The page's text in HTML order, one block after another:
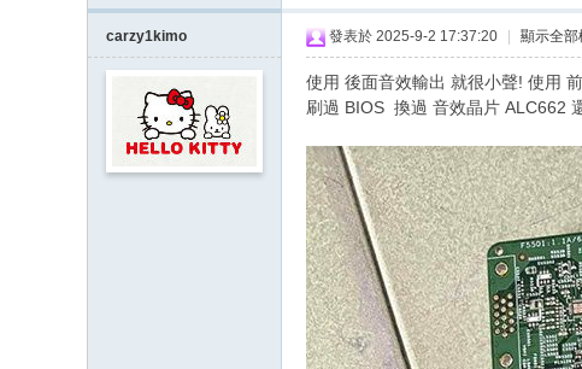
carzy1kimo 發表於 2025-9-2 17:37:20 顯示全部
使用 後面音效輸出 就很小聲! 使用
刷過 BIOS 換過 音效晶片 ALC662